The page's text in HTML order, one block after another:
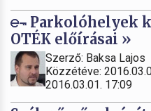
Parkolóhelyek
OTÉK előírásai »
Szerző: Baksa Lajos
Közzétéve:
2016.03.01. 17:09